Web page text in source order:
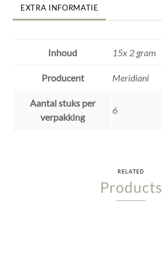
EXTRA INFORMATIE
Inhoud 15x 2 gram
Producent Meridiani
Aantal stuks per
verpakking
6
RELATED
Products